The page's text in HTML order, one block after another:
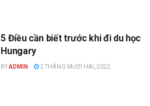
5 Điều cần biết trước khi đi du học
Hungary
BYADMIN 2 THÁNG MƯỜI HAI, 2022